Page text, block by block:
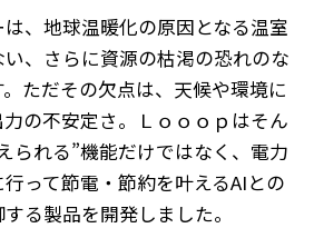
、地球温暖化の原因となる温室
、さらに資源の枯渇の恐れのな
ただその欠点は、天候や環境に
の不安定さ。Ｌｏｏｏｐはそん
られる”機能だけではなく、電力
って節電・節約を叶えるAIとの
る製品を開発しました。